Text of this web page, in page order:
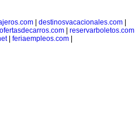
| destinosvacacionales.com|
ofertasdecarros.com reservarboletos.com
| feriaempleos.com|